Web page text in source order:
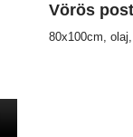
Vörös
80x100cm,